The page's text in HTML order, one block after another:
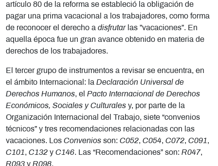
artículo 80 de la reforma se estableció la obligación de
pagar una prima vacacional a los trabajadores, como forma
de reconocer el derecho a disfrutar las ”vacaciones”. En
aquella época fue un gran avance obtenido en materia de
derechos de los trabajadores.
El tercer grupo de instrumentos a revisar se encuentra, en
el ámbito Internacional: la Declaración Universal de
Derechos Humanos, el Pacto Internacional de Derechos
Económicos, Sociales y Culturales y, por parte de la
Organización Internacional del Trabajo, siete “convenios
técnicos” y tres recomendaciones relacionadas con las
vacaciones. Los Convenios son: C052, C054, C072, C091 ,
C101 , C132 y C146. Las “Recomendaciones” son: R047,
R093 y R098.